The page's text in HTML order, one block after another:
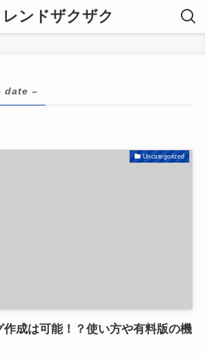
レンドザクザク
date –
Uncategorized
成は可能！？使い方や有料版の機